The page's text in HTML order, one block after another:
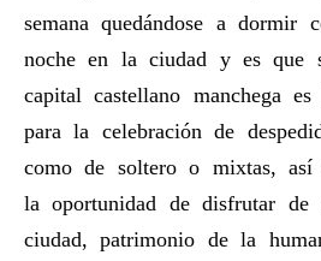
semana quedándose a dormir
noche en la ciudad y es que
capital castellano manchega
para la celebración de
como de soltero o mixtas, así
la oportunidad de disfrutar de
ciudad, patrimonio de la